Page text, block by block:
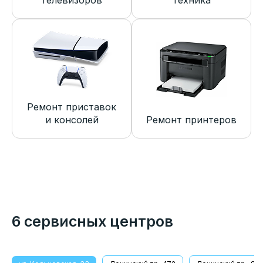
Ремонт приставок
и консолей
Ремонт принтеров
6 сервисных центров